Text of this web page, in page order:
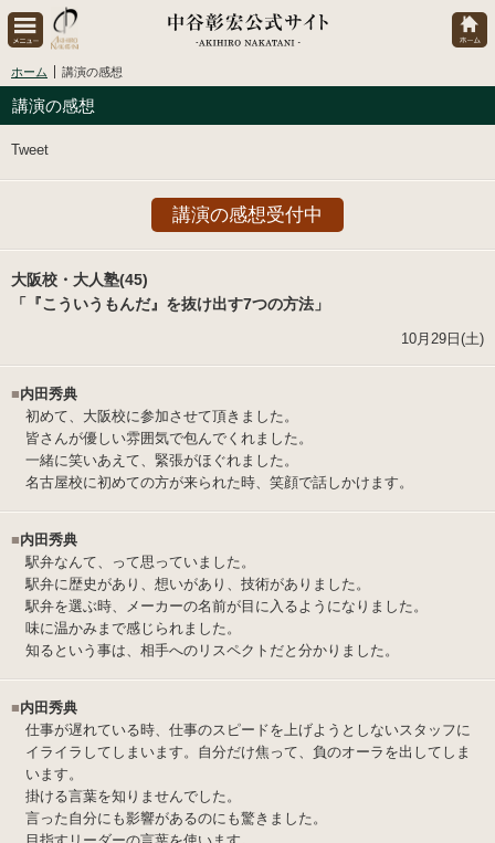
ホーム 講演の感想
講演の感想
Tweet
講演の感想受付中
大阪校・大人塾(45)
「『こういうもんだ』を抜け出す7つの方法」
10月29日(土)
■内田秀典
初めて、大阪校に参加させて頂きました。
皆さんが優しい雰囲気で包んでくれました。
一緒に笑いあえて、緊張がほぐれました。
名古屋校に初めての方が来られた時、笑顔で話しかけます。
■内田秀典
駅弁なんて、って思っていました。
駅弁に歴史があり、想いがあり、技術がありました。
駅弁を選ぶ時、メーカーの名前が目に入るようになりました。
味に温かみまで感じられました。
知るという事は、相手へのリスペクトだと分かりました。
■内田秀典
仕事が遅れている時、仕事のスピードを上げようとしないスタッフに
イライラしてしまいます。自分だけ焦って、負のオーラを出してしま
います。
掛ける言葉を知りませんでした。
言った自分にも影響があるのにも驚きました。